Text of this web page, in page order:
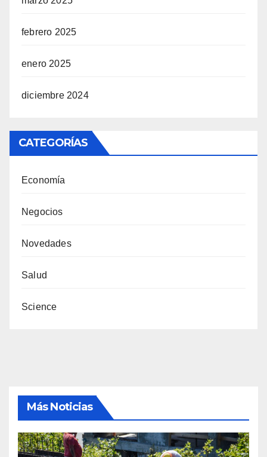
febrero 2025
enero 2025
diciembre 2024
CATEGORÍAS
Economía
Negocios
Novedades
Salud
Science
Más Noticias